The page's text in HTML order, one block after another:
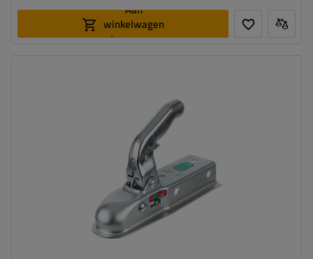
Aan
winkelwagen
toevoegen
750 kg
75 kg